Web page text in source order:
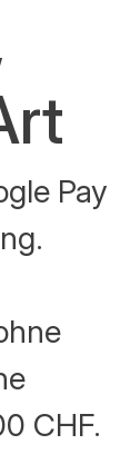
Pay
CHF.